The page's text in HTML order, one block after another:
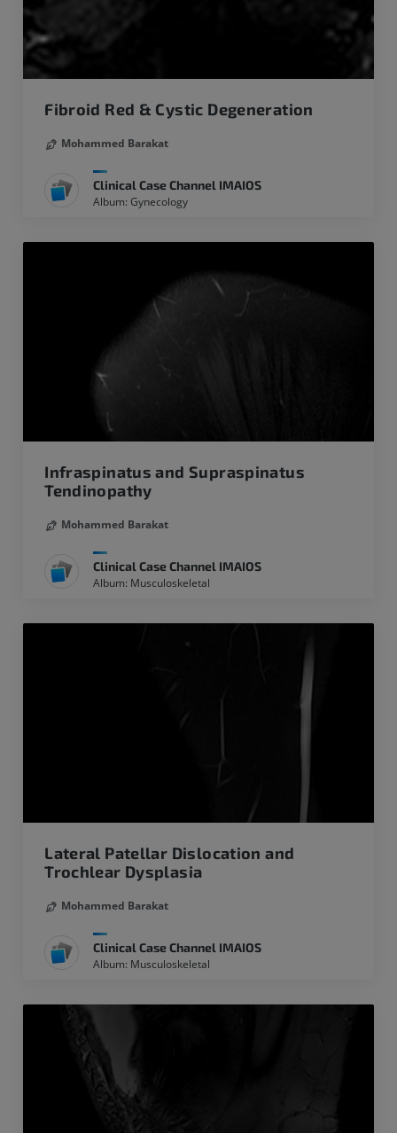
Fibroid Red & Cystic Degeneration
Mohammed Barakat
Clinical Case Channel IMAIOS
Album: Gynecology
Infraspinatus and Supraspinatus
Tendinopathy
Mohammed Barakat
Clinical Case Channel IMAIOS
Album: Musculoskeletal
Lateral Patellar Dislocation and
Trochlear Dysplasia
Mohammed Barakat
Clinical Case Channel IMAIOS
Album: Musculoskeletal